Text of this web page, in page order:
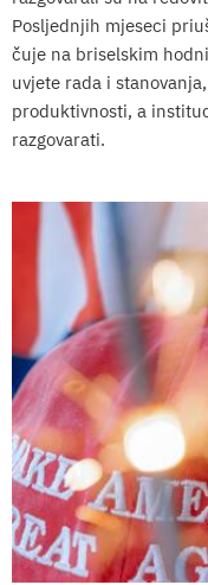
Posljednjih mjeseci
čuje na briselskim
uvjete rada i
produktivnosti, a
razgovarati.